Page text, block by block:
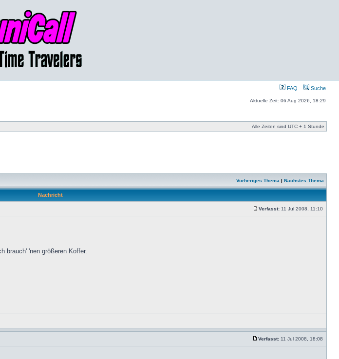
FAQ Suche
Aktuelle Zeit: 06 Aug 2026, 18:29
Alle Zeiten sind UTC + 1 Stunde
Vorheriges Thema | Nächstes Thema
Nachricht
Verfasst: 11 Jul 2008, 11:10
brauch' 'nen größeren Koffer.
Verfasst: 11 Jul 2008, 18:08